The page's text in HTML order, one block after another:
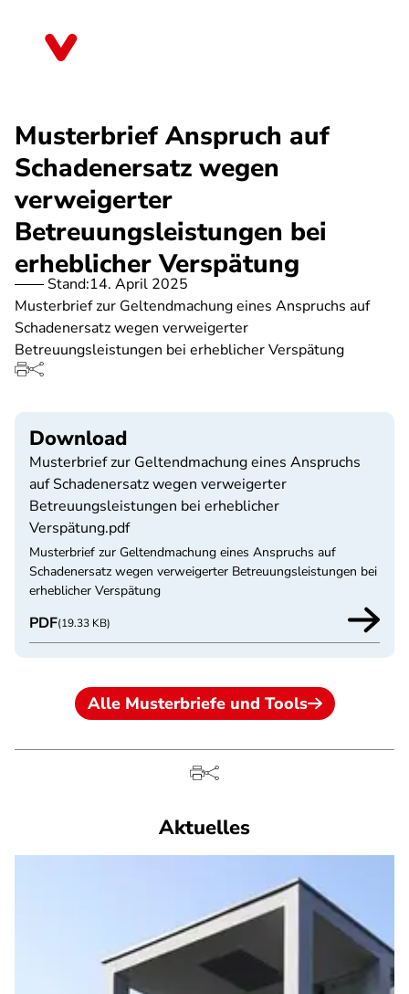
Musterbrief Anspruch auf
Schadenersatz wegen
verweigerter
Betreuungsleistungen bei
erheblicher Verspätung
Stand:14. April 2025
Musterbrief zur Geltendmachung eines Anspruchs auf
Schadenersatz wegen verweigerter
Betreuungsleistungen bei erheblicher Verspätung
Download
Musterbrief zur Geltendmachung eines Anspruchs
auf Schadenersatz wegen verweigerter
Betreuungsleistungen bei erheblicher
Verspätung.pdf
Musterbrief zur Geltendmachung eines Anspruchs auf
Schadenersatz wegen verweigerter Betreuungsleistungen bei
erheblicher Verspätung
PDF(19.33 KB)
Alle Musterbriefe und Tools
Aktuelles